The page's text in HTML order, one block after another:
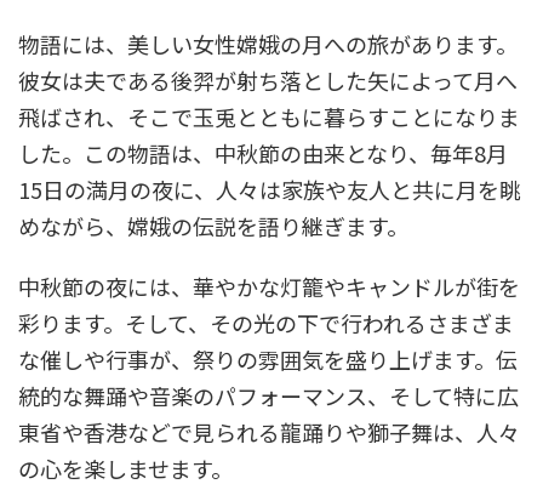
物語には、美しい女性嫦娥の月への旅があります。
彼女は夫である後羿が射ち落とした矢によって月へ
飛ばされ、そこで玉兎とともに暮らすことになりま
した。この物語は、中秋節の由来となり、毎年8月
15日の満月の夜に、人々は家族や友人と共に月を眺
めながら、嫦娥の伝説を語り継ぎます。
中秋節の夜には、華やかな灯籠やキャンドルが街を
彩ります。そして、その光の下で行われるさまざま
な催しや行事が、祭りの雰囲気を盛り上げます。伝
統的な舞踊や音楽のパフォーマンス、そして特に広
東省や香港などで見られる龍踊りや獅子舞は、人々
の心を楽しませます。